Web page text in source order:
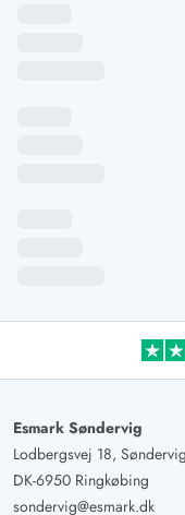
Esmark Søndervig
Lodbergsvej 18, Søndervig
DK-6950 Ringkøbing
sondervig@esmark.dk